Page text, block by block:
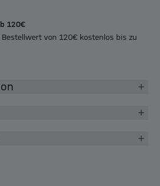
120€
von 120€ kostenlos bis zu